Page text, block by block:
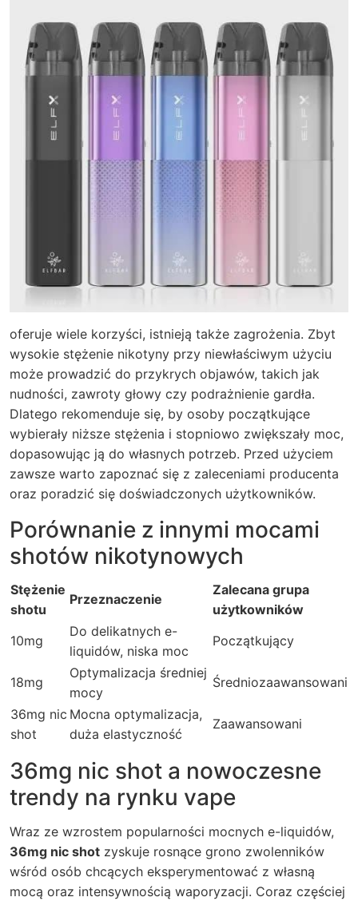
oferuje wiele korzyści, istnieją także zagrożenia. Zbyt
wysokie stężenie nikotyny przy niewłaściwym użyciu
może prowadzić do przykrych objawów, takich jak
nudności, zawroty głowy czy podrażnienie gardła.
Dlatego rekomenduje się, by osoby początkujące
wybierały niższe stężenia i stopniowo zwiększały moc,
dopasowując ją do własnych potrzeb. Przed użyciem
zawsze warto zapoznać się z zaleceniami producenta
oraz poradzić się doświadczonych użytkowników.
Porównanie z innymi mocami
shotów nikotynowych
Stężenie
shotu
Przeznaczenie
Zalecana grupa
użytkowników
10mg
Do delikatnych e-
liquidów, niska moc
Początkujący
18mg
Optymalizacja średniej
mocy
Średniozaawansowani
36mg nic
shot
Mocna optymalizacja,
duża elastyczność
Zaawansowani
36mg nic shot a nowoczesne
trendy na rynku vape
Wraz ze wzrostem popularności mocnych e-liquidów,
36mg nic shot zyskuje rosnące grono zwolenników
wśród osób chcących eksperymentować z własną
mocą oraz intensywnością waporyzacji. Coraz częściej